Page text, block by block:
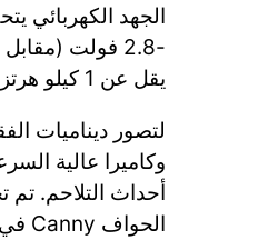
يقل عن 1 كيلو هرتز على مدى 30 ثانية.
أحداث التلاحم.